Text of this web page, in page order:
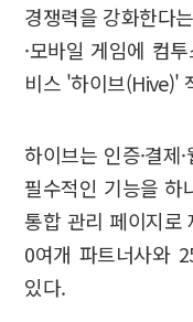
경쟁력을 강화한다
·모바일 게임에 컴
비스 '하이브(Hive)'
하이브는 인증·결제
필수적인 기능을 하
통합 관리 페이지로
0여개 파트너사와
있다.